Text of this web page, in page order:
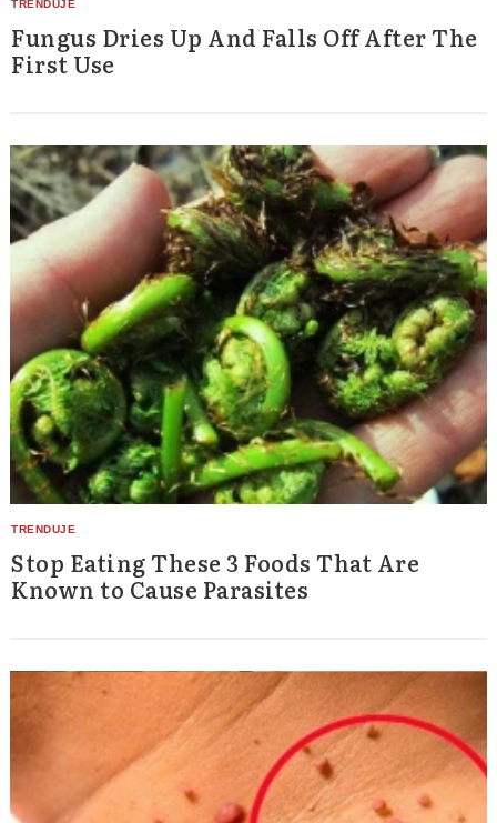
Fungus Dries Up And Falls Off After The
First Use
Stop Eating These 3 Foods That Are
Known to Cause Parasites